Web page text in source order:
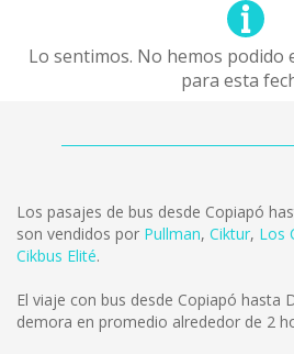
Lo sentimos. No hemos
para esta
Los pasajes de bus desde Copiapó
son vendidos por Pullman, Ciktur, Los
Cikbus Elité.
El viaje con bus desde Copiapó hasta
demora en promedio alrededor de 2